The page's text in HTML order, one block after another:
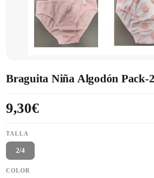
Braguita Niña Algodón Pack-
9,30€
TALLA
2/4
COLOR